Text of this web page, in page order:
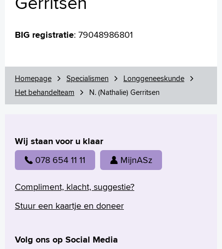
Wachttijden
Specialismen
Werken en leren
Medewerkers
Contact
MijnASz
BIG registratie: 79048986801
Homepage Specialismen
Longgeneeskunde
Het behandelteam
N. (Nathalie) Gerritsen
Wij staan voor u klaar
078 654 11 11 MijnASz
Compliment, klacht, suggestie?
Stuur een kaartje en doneer
Volg ons op Social Media